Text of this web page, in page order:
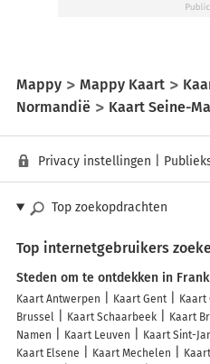
Mappy Mappy Kaart
Normandië
Kaart Seine-
Privacy instellingen
Top zoekopdrachten
Top internetgebruikers
Steden om te ontdekken in
Kaart Antwerpen Kaart Gent
Brussel
Kaart Schaarbeek Kaart
Namen
Kaart Leuven Kaart Sint-
Kaart Elsene
Kaart Mechelen